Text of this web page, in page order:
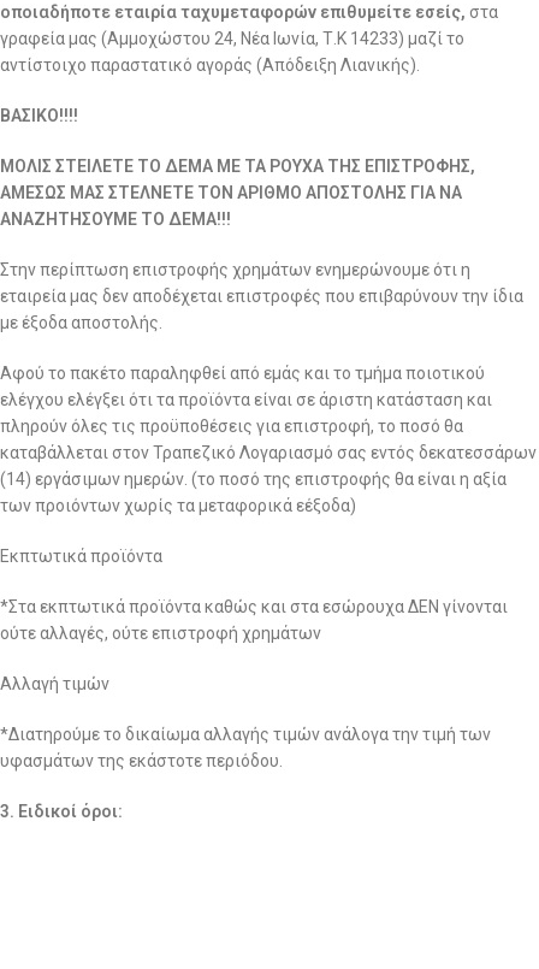
οποιαδήποτε εταιρία ταχυμεταφορών επιθυμείτε εσείς, στα
γραφεία μας (Αμμοχώστου 24, Νέα Ιωνία, Τ.Κ 14233) μαζί το
αντίστοιχο παραστατικό αγοράς (Απόδειξη Λιανικής).
ΒΑΣΙΚΟ!!!!
ΜΟΛΙΣ ΣΤΕΙΛΕΤΕ ΤΟ ΔΕΜΑ ΜΕ ΤΑ ΡΟΥΧΑ ΤΗΣ ΕΠΙΣΤΡΟΦΗΣ,
ΑΜΕΣΩΣ ΜΑΣ ΣΤΕΛΝΕΤΕ ΤΟΝ ΑΡΙΘΜΟ ΑΠΟΣΤΟΛΗΣ ΓΙΑ ΝΑ
ΑΝΑΖΗΤΗΣΟΥΜΕ ΤΟ ΔΕΜΑ!!!
Στην περίπτωση επιστροφής χρημάτων ενημερώνουμε ότι η
εταιρεία μας δεν αποδέχεται επιστροφές που επιβαρύνουν την ίδια
με έξοδα αποστολής.
Αφού το πακέτο παραληφθεί από εμάς και το τμήμα ποιοτικού
ελέγχου ελέγξει ότι τα προϊόντα είναι σε άριστη κατάσταση και
πληρούν όλες τις προϋποθέσεις για επιστροφή, το ποσό θα
καταβάλλεται στον Τραπεζικό Λογαριασμό σας εντός δεκατεσσάρων
(14) εργάσιμων ημερών. (το ποσό της επιστροφής θα είναι η αξία
των προιόντων χωρίς τα μεταφορικά εέξοδα)
Εκπτωτικά προϊόντα
*Στα εκπτωτικά προϊόντα καθώς και στα εσώρουχα ΔΕΝ γίνονται
ούτε αλλαγές, ούτε επιστροφή χρημάτων
Αλλαγή τιμών
*Διατηρούμε το δικαίωμα αλλαγής τιμών ανάλογα την τιμή των
υφασμάτων της εκάστοτε περιόδου.
3. Ειδικοί όροι: